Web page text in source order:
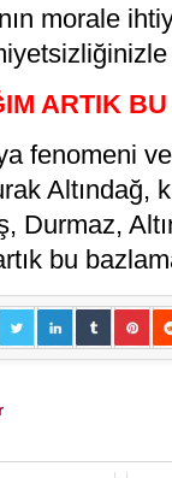
morale
ARTIK
fenomeni
Altındağ,
Durmaz,
bu